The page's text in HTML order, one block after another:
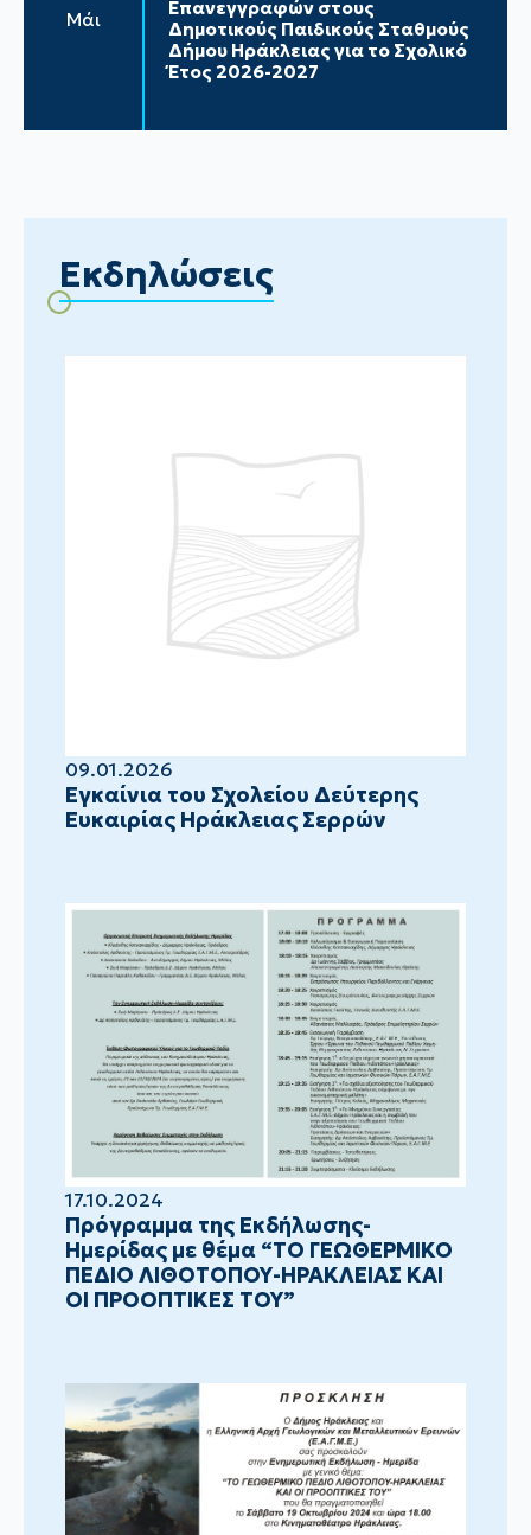
Μάι
Επανεγγραφών στους
Δημοτικούς Παιδικούς Σταθμούς
Δήμου Ηράκλειας για το Σχολικό
Έτος 2026-2027
Εκδηλώσεις
09.01.2026
Eγκαίνια του Σχολείου Δεύτερης
Ευκαιρίας Ηράκλειας Σερρών
17.10.2024
Πρόγραμμα της Εκδήλωσης-
Ημερίδας με θέμα “ΤΟ ΓΕΩΘΕΡΜΙΚΟ
ΠΕΔΙΟ ΛΙΘΟΤΟΠΟΥ-ΗΡΑΚΛΕΙΑΣ ΚΑΙ
ΟΙ ΠΡΟΟΠΤΙΚΕΣ ΤΟΥ”